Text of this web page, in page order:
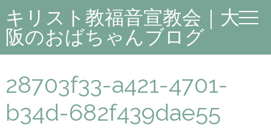
キリスト教福音宣教会｜大
阪のおばちゃんブログ
28703f33-a421-4701-
b34d-682f439dae55